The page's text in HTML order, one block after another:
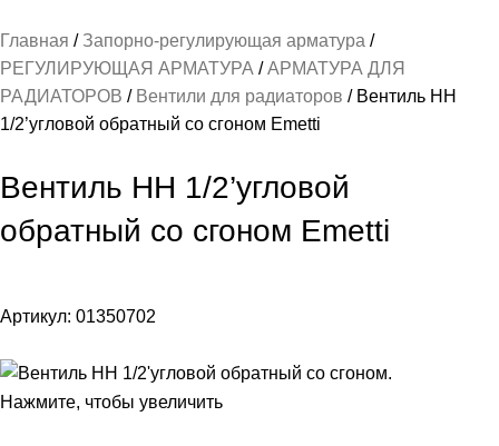
Главная
Запорно-регулирующая арматура
РЕГУЛИРУЮЩАЯ АРМАТУРА
АРМАТУРА ДЛЯ
РАДИАТОРОВ
Вентили для радиаторов
Вентиль НН
1/2’угловой обратный со сгоном Emetti
Вентиль НН 1/2’угловой
обратный со сгоном Emetti
Артикул: 01350702
Нажмите, чтобы увеличить